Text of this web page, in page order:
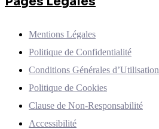
Mentions Légales
Politique de Confidentialité
Conditions Générales d’Utilisation
Politique de Cookies
Clause de Non-Responsabilité
Accessibilité